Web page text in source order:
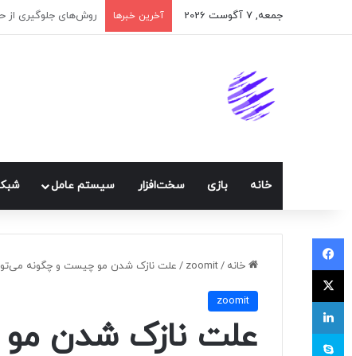
جمعه, 7 آگوست 2026 آخرین خبرها اپلیکیشن پیام‌رسان
خانه بازی سخت‌افزار سيستم عامل
خانه /
zoomit
/ علت نازک‌ شدن مو چیست و چگونه
zoomit
علت نازک‌ شدن
فیسبوک